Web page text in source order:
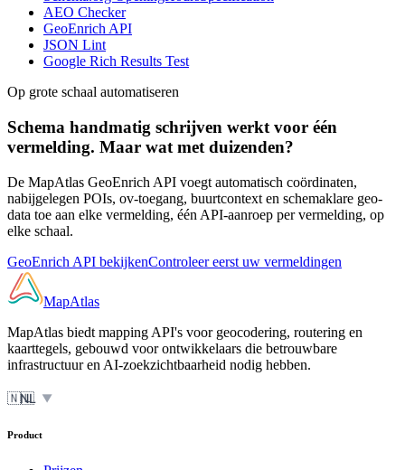
AEO Checker
GeoEnrich API
JSON Lint
Google Rich Results Test
Op grote schaal automatiseren
Schema handmatig schrijven werkt voor één
vermelding. Maar wat met duizenden?
De MapAtlas GeoEnrich API voegt automatisch coördinaten,
nabijgelegen POIs, ov-toegang, buurtcontext en schemaklare geo-
data toe aan elke vermelding, één API-aanroep per vermelding, op
elke schaal.
GeoEnrich API bekijkenControleer eerst uw vermeldingen
MapAtlas
MapAtlas biedt mapping API's voor geocodering, routering en
kaarttegels, gebouwd voor ontwikkelaars die betrouwbare
infrastructuur en AI-zoekzichtbaarheid nodig hebben.
🇳🇱
NL ▼
Product